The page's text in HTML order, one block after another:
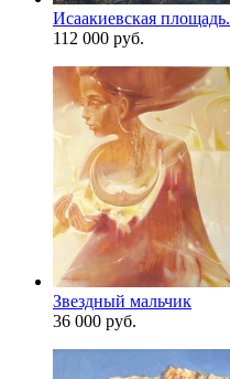
Исаакиевская
112 000 руб.
Звездный мальчик
36 000 руб.